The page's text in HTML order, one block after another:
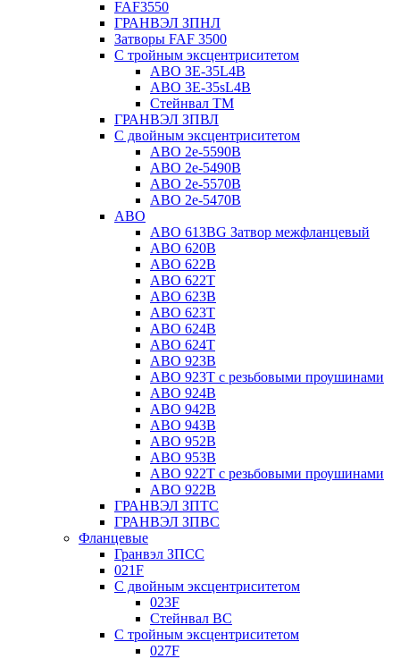
FAF3550
ГРАНВЭЛ ЗПНЛ
Затворы FAF 3500
С тройным эксцентриситетом
ABO ЗE-35L4B
ABO 3E-35sL4B
Стейнвал ТМ
ГРАНВЭЛ ЗПВЛ
С двойным эксцентриситетом
ABO 2e-5590B
ABO 2е-5490B
ABO 2е-5570B
ABO 2е-5470B
ABO
ABO 613BG Затвор межфланцевый
ABO 620B
ABO 622B
ABO 622T
ABO 623B
ABO 623T
ABO 624В
ABO 624Т
ABO 923B
ABO 923Т с резьбовыми проушинами
ABO 924B
ABO 942B
ABO 943B
ABO 952B
ABO 953B
ABO 922T с резьбовыми проушинами
ABO 922B
ГРАНВЭЛ ЗПТС
ГРАНВЭЛ ЗПВС
Фланцевые
Гранвэл ЗПСС
021F
С двойным эксцентриситетом
023F
Стейнвал BC
С тройным эксцентриситетом
027F